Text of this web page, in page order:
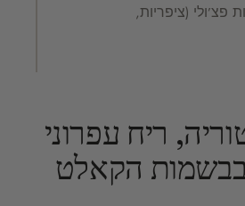
פצ’ולי (ציפריות,
ריח עפרוני
בבשמות הקאלט